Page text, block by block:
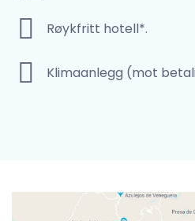
Røykfritt hotell*.
Klimaanlegg (mot